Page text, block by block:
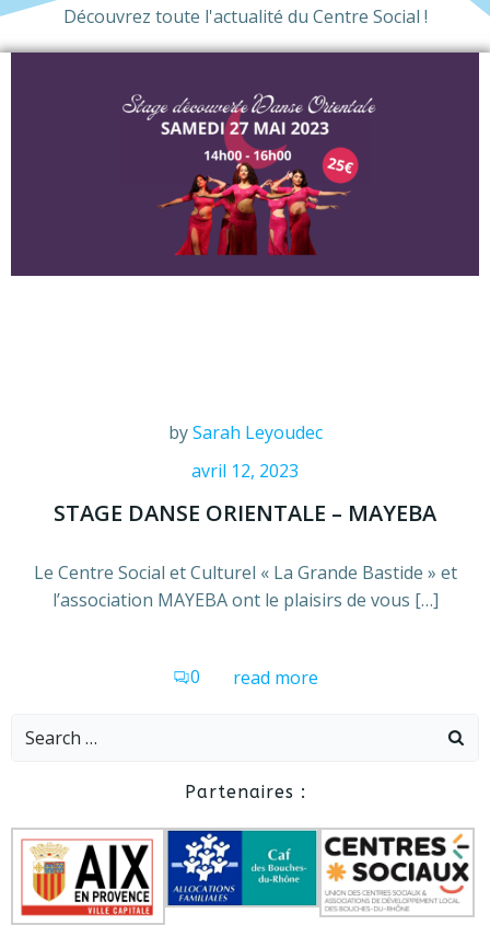
Découvrez toute l'actualité du Centre Social !
bySarah Leyoudec
avril 12, 2023
STAGE DANSE ORIENTALE – MAYEBA
Le Centre Social et Culturel « La Grande Bastide » et
l’association MAYEBA ont le plaisirs de vous […]
0 read more
Search
Partenaires :